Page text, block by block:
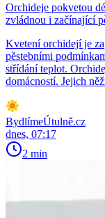
Orchideje pokvetou
zvládnou i začínající
Kvetení orchidejí je
pěstebními
střídání teplot.
domácností. Jejich
BydlímeÚtulně.cz
dnes, 07:17
2 min